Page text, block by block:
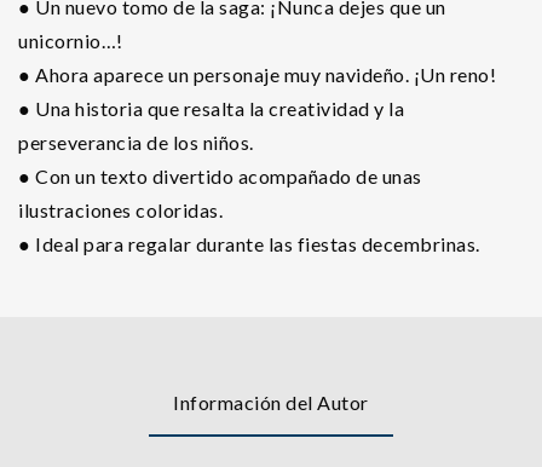
● Un nuevo tomo de la saga: ¡Nunca dejes que un
unicornio…!
● Ahora aparece un personaje muy navideño. ¡Un reno!
● Una historia que resalta la creatividad y la
perseverancia de los niños.
● Con un texto divertido acompañado de unas
ilustraciones coloridas.
● Ideal para regalar durante las fiestas decembrinas.
Información del Autor